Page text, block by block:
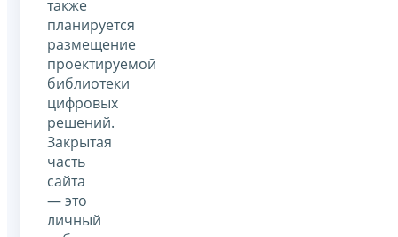
также
планируется
размещение
проектируемой
библиотеки
цифровых
решений.
Закрытая
часть
сайта
— это
личный